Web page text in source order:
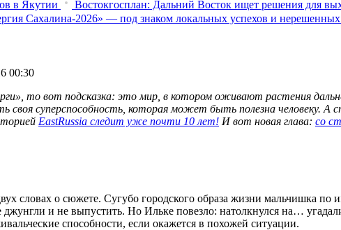
в Якутии
Востокгосплан: Дальний Восток ищет решения для
Сахалина-2026» — под знаком локальных успехов и нерешенных
00:30
то вот подсказка: это мир, в котором оживают растения
своя суперспособность, которая может быть полезна человеку.
EastRussia следит уже почти 10 лет! И вот новая глава: со
словах о сюжете. Сугубо городского образа жизни мальчишка по
джунгли и не выпустить. Но Ильке повезло: натолкнулся на…
способности, если окажется в похожей ситуации.